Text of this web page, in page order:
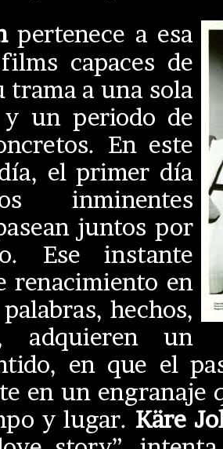
pertenece a esa
capaces de
trama a una sola
un periodo de
En este
el primer día
inminentes
juntos por
Ese instante
renacimiento en
hechos,
adquieren un
en que el
en un engranaje
y lugar. Käre